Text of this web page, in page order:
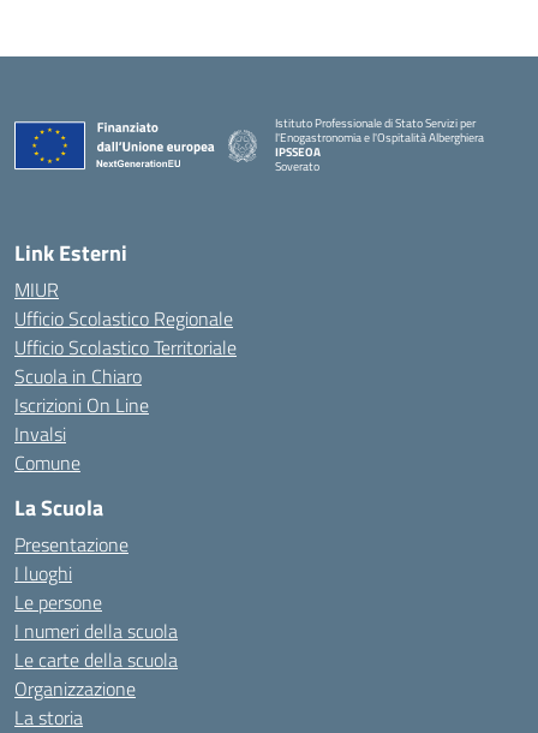
Istituto Professionale di Stato Servizi per
l'Enogastronomia e l'Ospitalità Alberghiera
IPSSEOA
Soverato
Link Esterni
MIUR
Ufficio Scolastico Regionale
Ufficio Scolastico Territoriale
Scuola in Chiaro
Iscrizioni On Line
Invalsi
Comune
La Scuola
Presentazione
I luoghi
Le persone
I numeri della scuola
Le carte della scuola
Organizzazione
La storia